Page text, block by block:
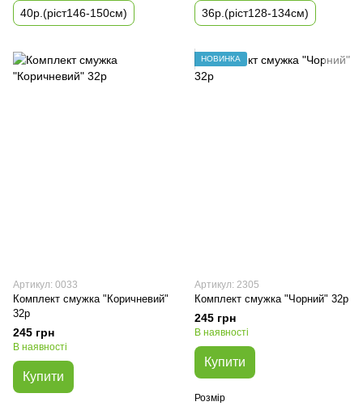
40р.(ріст146-150см) 36р.(ріст128-134см)
Артикул: 0033
Комплект смужка "Коричневий"
32р
245 грн
В наявності
Купити
НОВИНКА
Артикул: 2305
Комплект смужка "Чорний" 32р
245 грн
В наявності
Купити
Розмір